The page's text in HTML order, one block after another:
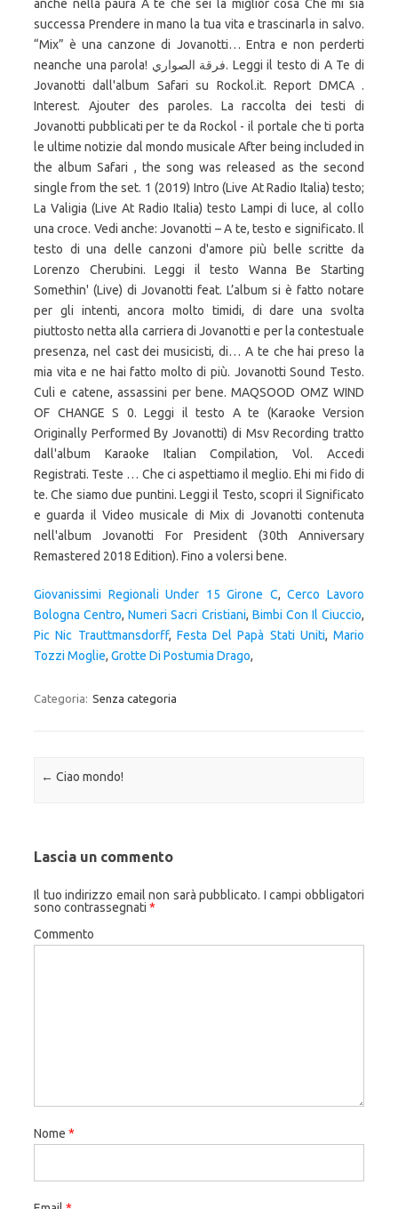
Giovanissimi Regionali Under 15 Girone C,Cerco Lavoro
Bologna Centro,Numeri Sacri Cristiani, Bimbi Con Il Ciuccio,
Pic Nic Trauttmansdorff, Festa Del Papà Stati Uniti, Mario
Tozzi Moglie, Grotte Di Postumia Drago,
Categoria: Senza categoria
Navigazione articolo
← Ciao mondo!
Lascia un commento
Il tuo indirizzo email non sarà pubblicato. I campi obbligatori
sono contrassegnati *
Commento
Nome *